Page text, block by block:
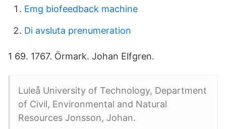
Emg biofeedback machine
Di avsluta prenumeration
1 69. 1767. Örmark. Johan Elfgren.
Luleå University of Technology, Department
of Civil, Environmental and Natural
Resources Jonsson, Johan.